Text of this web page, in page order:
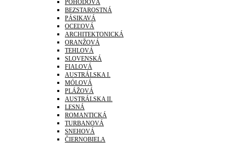
POHODOVÁ
BEZSTAROSTNÁ
PÁSIKAVÁ
OCEĽOVÁ
ARCHITEKTONICKÁ
ORANŽOVÁ
TEHLOVÁ
SLOVENSKÁ
FIALOVÁ
AUSTRÁLSKA I.
MÓLOVÁ
PLÁŽOVÁ
AUSTRÁLSKA II.
LESNÁ
ROMANTICKÁ
TURBANOVÁ
SNEHOVÁ
ČIERNOBIELA